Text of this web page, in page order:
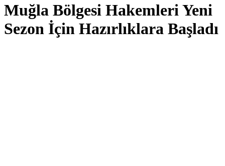
Muğla Bölgesi Hakemleri Yeni
Sezon İçin Hazırlıklara Başladı